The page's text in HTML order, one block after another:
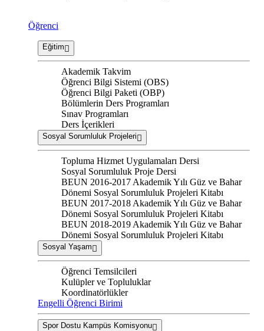
Öğrenci
Eğitim
Akademik Takvim
Öğrenci Bilgi Sistemi (OBS)
Öğrenci Bilgi Paketi (OBP)
Bölümlerin Ders Programları
Sınav Programları
Ders İçerikleri
Sosyal Sorumluluk Projeleri
Topluma Hizmet Uygulamaları Dersi
Sosyal Sorumluluk Proje Dersi
BEUN 2016-2017 Akademik Yılı Güz ve Bahar
Dönemi Sosyal Sorumluluk Projeleri Kitabı
BEUN 2017-2018 Akademik Yılı Güz ve Bahar
Dönemi Sosyal Sorumluluk Projeleri Kitabı
BEUN 2018-2019 Akademik Yılı Güz ve Bahar
Dönemi Sosyal Sorumluluk Projeleri Kitabı
Sosyal Yaşam
Öğrenci Temsilcileri
Kulüpler ve Topluluklar
Koordinatörlükler
Engelli Öğrenci Birimi
Spor Dostu Kampüs Komisyonu